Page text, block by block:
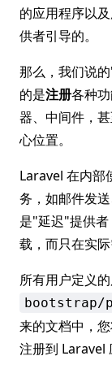
的应用程序以
供者引导的。
那么，我们说
的是注册各种
器、中间件，
心位置。
Laravel 在内部
务，如邮件发
是"延迟"提供
载，而只在实
所有用户定义
bootstrap/
来的文档中，
注册到 Laravel